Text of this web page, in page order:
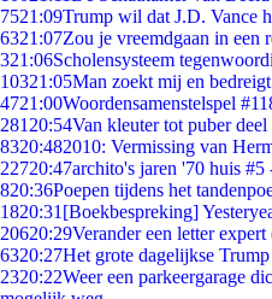
7521:09Trump wil dat J.D. Vance
6321:07Zou je vreemdgaan in een
321:06Scholensysteem
10321:05Man zoekt mij en
4721:00Woordensamenstelspel
281 20:54Van kleuter tot puber deel
8320:482010: Vermissing van
22720:47archito's jaren '70 huis
820:36Poepen tijdens het
1820:31 [Boekbespreking]
20620:29Verander een letter
6320:27Het grote dagelijkse
2320:22Weer een parkeergarage